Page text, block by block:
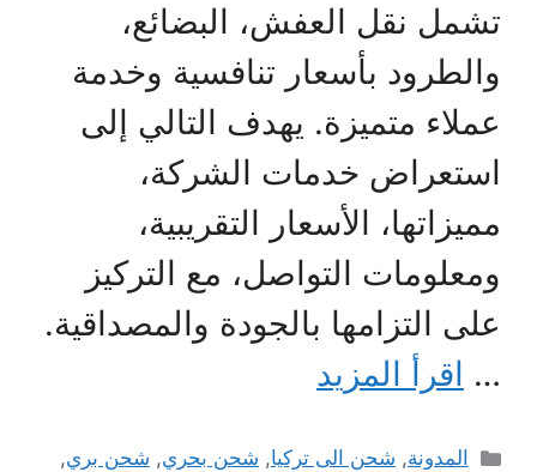
تشمل نقل العفش، البضائع،
والطرود بأسعار تنافسية وخدمة
عملاء متميزة. يهدف التالي إلى
استعراض خدمات الشركة،
مميزاتها، الأسعار التقريبية،
ومعلومات التواصل، مع التركيز
على التزامها بالجودة والمصداقية.
… اقرأ المزيد
التصنيفات
المدونة, شحن الى تركيا, شحن بحري, شحن بري,